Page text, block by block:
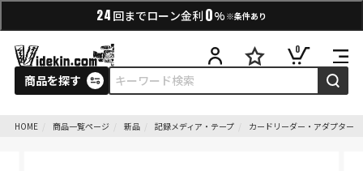
24 回までローン金利 0% ※条件あり
商品を探す
0
HOME 商品一覧ページ 新品 記録メディア・テープ カードリーダー・アダプター